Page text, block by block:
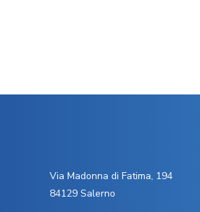
Via Madonna di Fatima, 194
84129 Salerno